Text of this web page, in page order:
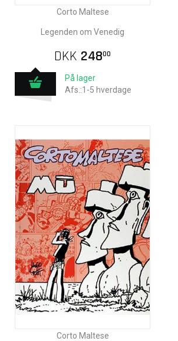
Corto Maltese
Legenden om Venedig
DKK 24800
På lager
Afs.:1-5 hverdage
Corto Maltese